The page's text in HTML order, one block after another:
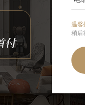
温馨
稍后